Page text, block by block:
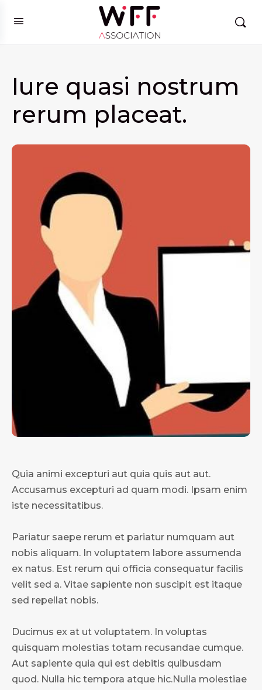
Iure quasi nostrum
rerum placeat.
Quia animi excepturi aut quia quis aut aut.
Accusamus excepturi ad quam modi. Ipsam enim
iste necessitatibus.
Pariatur saepe rerum et pariatur numquam aut
nobis aliquam. In voluptatem labore assumenda
ex natus. Est rerum qui officia consequatur facilis
velit sed a. Vitae sapiente non suscipit est itaque
sed repellat nobis.
Ducimus ex at ut voluptatem. In voluptas
quisquam molestias totam recusandae cumque.
Aut sapiente quia qui est debitis quibusdam
quod. Nulla hic tempora atque hic.Nulla molestiae